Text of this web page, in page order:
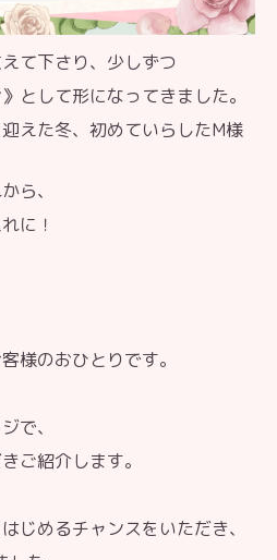
て下さり、少しずつ
として形になってきました。
えた冬、初めていらしたM様
ら、
に！
様のおひとりです。
で、
ご紹介します。
じめるチャンスをいただき、